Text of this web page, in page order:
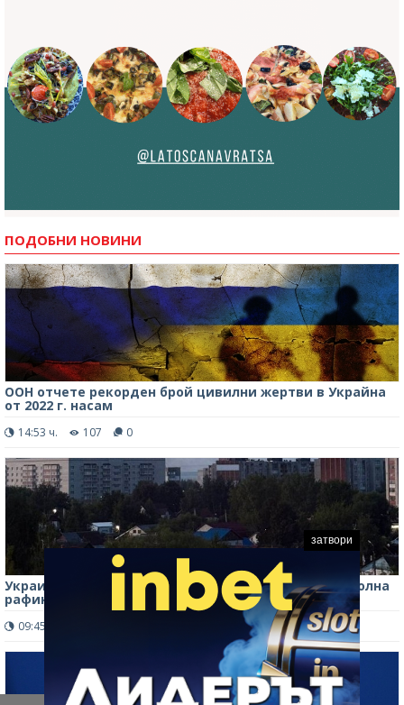
ПОДОБНИ НОВИНИ
ООН отчете рекорден брой цивилни жертви в Украйна
от 2022 г. насам
14:53 ч. 107 0
Украински дронове атакуваха отново голяма петролна
рафинерия в Русия
09:45 ч.
затвори